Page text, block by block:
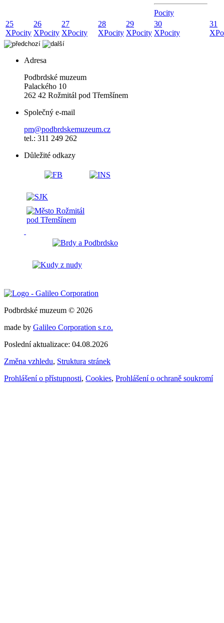
Pocity
25
XPocity
26
XPocity
27
XPocity
28
XPocity
29
XPocity
30
XPocity
31
X
Adresa
Podbrdské muzeum
Palackého 10
262 42 Rožmitál pod Třemšínem
Společný e-mail
pm@podbrdskemuzeum.cz
tel.: 311 249 262
Důležité odkazy
Podbrdské muzeum © 2026
made by Galileo Corporation s.r.o.
Poslední aktualizace: 04.08.2026
Změna vzhledu, Struktura stránek
Prohlášení o přístupnosti, Cookies, Prohlášení o ochraně soukromí